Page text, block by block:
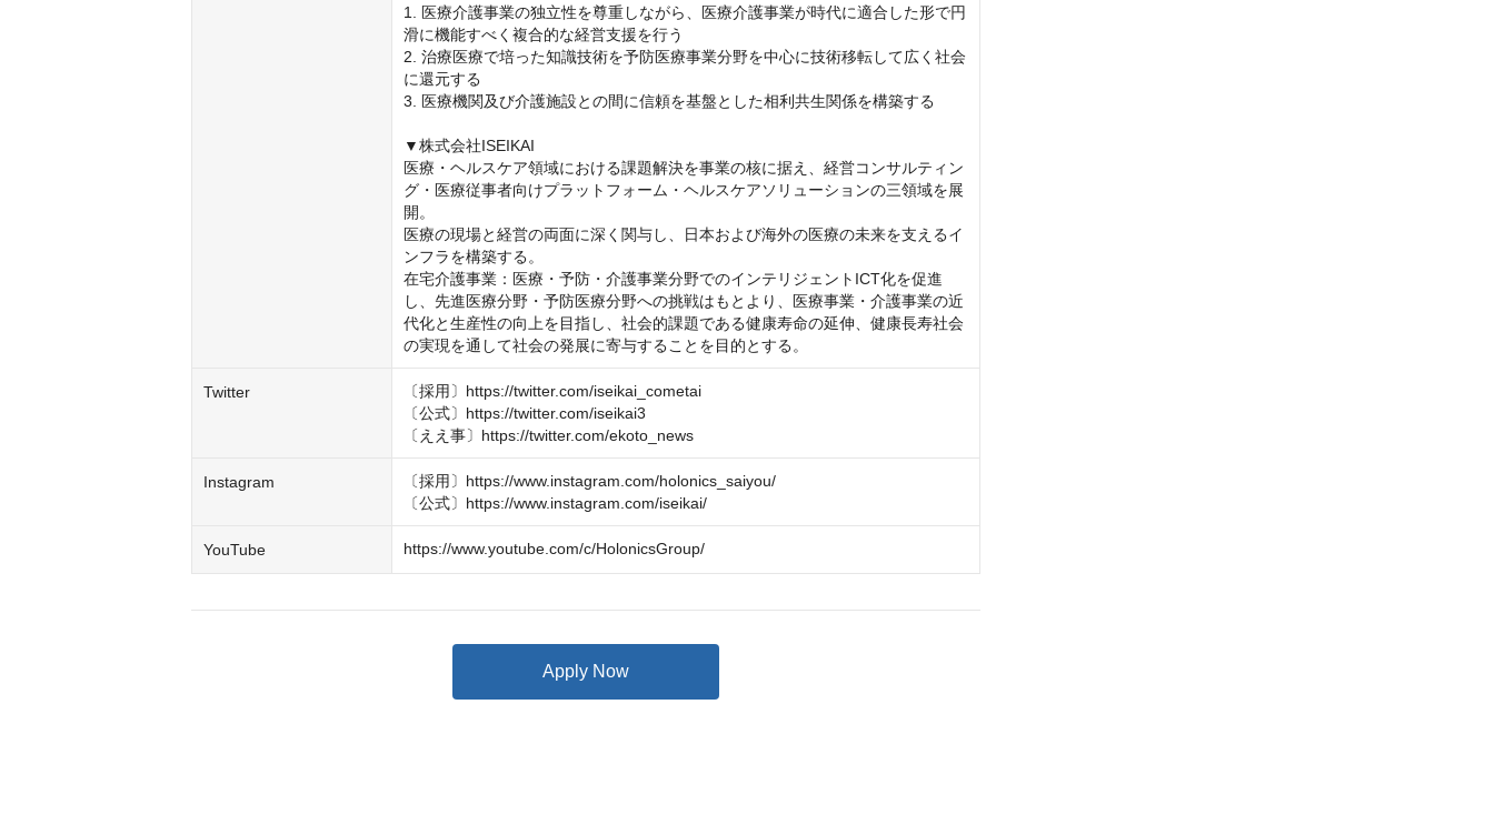
1. 医療介護事業の独立性を尊重しながら、医療介護事業が時代に適合した形で円
滑に機能すべく複合的な経営支援を行う
2. 治療医療で培った知識技術を予防医療事業分野を中心に技術移転して広く社会
に還元する
3. 医療機関及び介護施設との間に信頼を基盤とした相利共生関係を構築する
▼株式会社ISEIKAI
医療・ヘルスケア領域における課題解決を事業の核に据え、経営コンサルティン
グ・医療従事者向けプラットフォーム・ヘルスケアソリューションの三領域を展
開。
医療の現場と経営の両面に深く関与し、日本および海外の医療の未来を支えるイ
ンフラを構築する。
在宅介護事業：医療・予防・介護事業分野でのインテリジェントICT化を促進
し、先進医療分野・予防医療分野への挑戦はもとより、医療事業・介護事業の近
代化と生産性の向上を目指し、社会的課題である健康寿命の延伸、健康長寿社会
の実現を通して社会の発展に寄与することを目的とする。
Twitter
〔採用〕https://twitter.com/iseikai_cometai
〔公式〕https://twitter.com/iseikai3
〔ええ事〕https://twitter.com/ekoto_news
Instagram
〔採用〕https://www.instagram.com/holonics_saiyou/
〔公式〕https://www.instagram.com/iseikai/
YouTube https://www.youtube.com/c/HolonicsGroup/
Apply Now